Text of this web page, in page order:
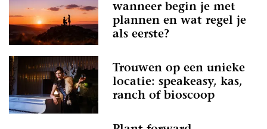
wanneer begin je met
plannen en wat regel je
als eerste?
Trouwen op een unieke
locatie: speakeasy, kas,
ranch of bioscoop